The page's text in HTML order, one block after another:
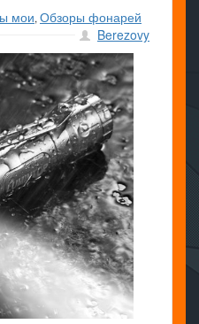
мои, Обзоры фонарей
Berezovy